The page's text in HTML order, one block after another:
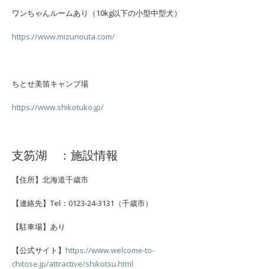
ワンちゃんルームあり（10kg以下の小型中型犬）
https://www.mizunouta.com/
ちとせ美笛キャンプ場
https://www.shikotuko.jp/
支笏湖 ：施設情報
【住所】北海道千歳市
【連絡先】Tel：0123-24-3131（千歳市）
【駐車場】あり
【公式サイト】 https://www.welcome-to-
chitose.jp/attractive/shikotsu.html